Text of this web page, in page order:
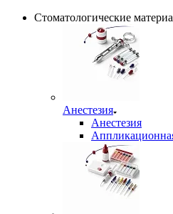
Стоматологические
Анестезия
Анестезия